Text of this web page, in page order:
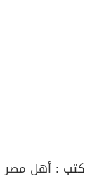
كتب : أهل مصر